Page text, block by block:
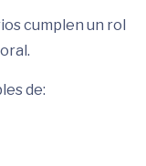
cumplen un rol
de: